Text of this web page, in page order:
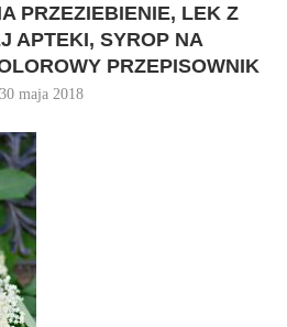
PRZEZIEBIENIE, LEK Z
APTEKI, SYROP NA
PRZEPISOWNIK
30 maja 2018